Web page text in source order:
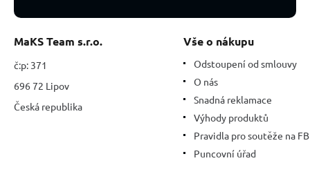
MaKS Team s.r.o.
č:p: 371
696 72 Lipov
Česká republika
Vše o nákupu
Odstoupení od smlouvy
O nás
Snadná reklamace
Výhody produktů
Pravidla pro soutěže na FB
Puncovní úřad